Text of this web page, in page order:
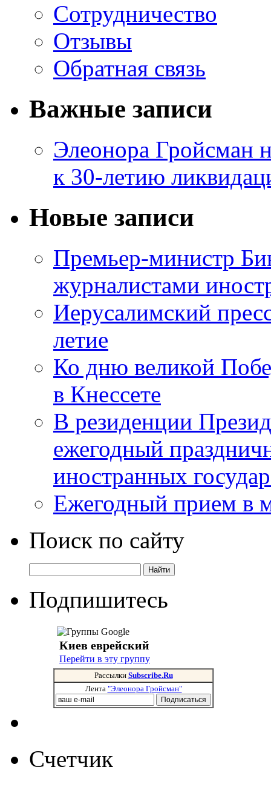
Сотрудничество
Отзывы
Обратная связь
Важные записи
Элеонора Гройсман
к 30-летию
Новые записи
Премьер-министр
журналистами
Иерусалимский
летие
Ко дню великой
в Кнессете
В резиденции
ежегодный
иностранных
Ежегодный прием в
Поиск по сайту
Подпишитесь
Киев еврейский
Перейти в эту группу
Рассылки Subscribe.Ru
Лента "Элеонора Гройсман"
Счетчик